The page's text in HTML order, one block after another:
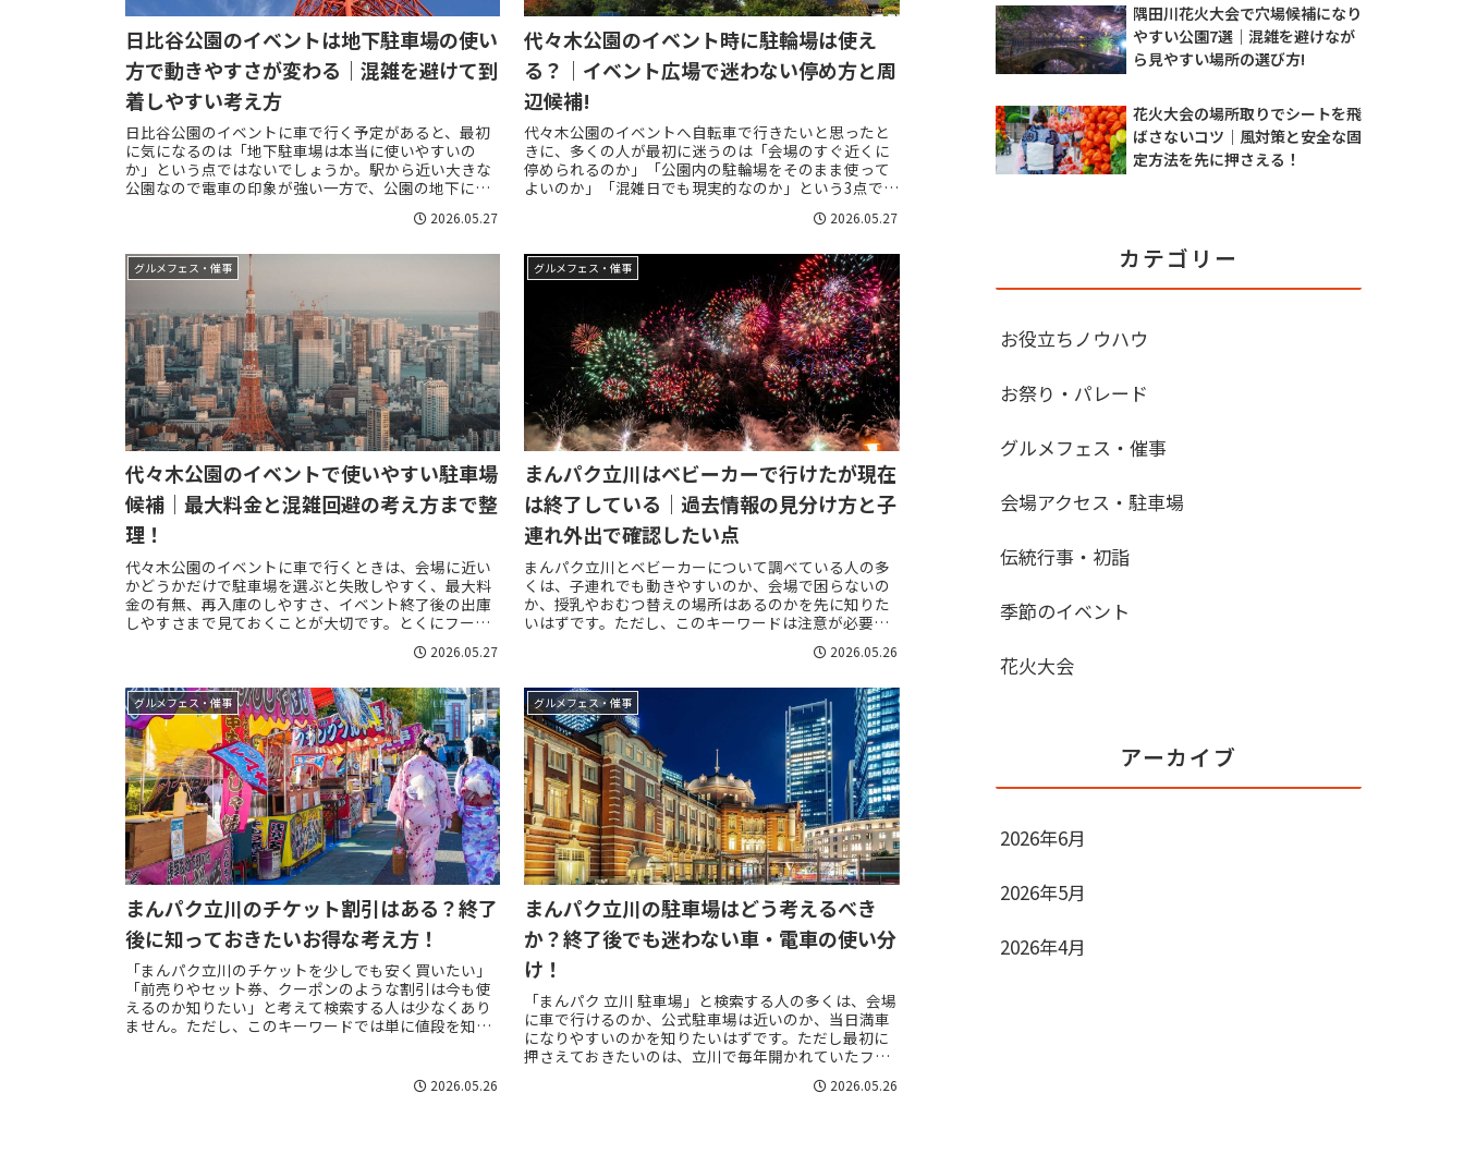
日比谷公園のイベントは地下駐車場の使い
方で動きやすさが変わる｜混雑を避けて到
着しやすい考え方
日比谷公園のイベントに車で行く予定があると、最初
に気になるのは「地下駐車場は本当に使いやすいの
か」という点ではないでしょうか。駅から近い大きな
公園なので電車の印象が強い一方で、公園の地下には
2026.05.27
代々木公園のイベント時に駐輪場は使え
る？｜イベント広場で迷わない停め方と周
辺候補!
代々木公園のイベントへ自転車で行きたいと思ったと
きに、多くの人が最初に迷うのは「会場のすぐ近くに
停められるのか」「公園内の駐輪場をそのまま使って
よいのか」「混雑日でも現実的なのか」という3点で
2026.05.27
グルメフェス・催事
代々木公園のイベントで使いやすい駐車場
候補｜最大料金と混雑回避の考え方まで整
理！
代々木公園のイベントに車で行くときは、会場に近い
かどうかだけで駐車場を選ぶと失敗しやすく、最大料
金の有無、再入庫のしやすさ、イベント終了後の出庫
しやすさまで見ておくことが大切です。とくにフード
2026.05.27
グルメフェス・催事
まんパク立川はベビーカーで行けたが現在
は終了している｜過去情報の見分け方と子
連れ外出で確認したい点
まんパク立川とベビーカーについて調べている人の多
くは、子連れでも動きやすいのか、会場で困らないの
か、授乳やおむつ替えの場所はあるのかを先に知りた
いはずです。ただし、このキーワードは注意が必要
2026.05.26
グルメフェス・催事
まんパク立川のチケット割引はある？終了
後に知っておきたいお得な考え方！
「まんパク立川のチケットを少しでも安く買いたい」
「前売りやセット券、クーポンのような割引は今も使
えるのか知りたい」と考えて検索する人は少なくあり
ません。ただし、このキーワードでは単に値段を知り
2026.05.26
グルメフェス・催事
まんパク立川の駐車場はどう考えるべき
か？終了後でも迷わない車・電車の使い分
け！
「まんパク 立川 駐車場」と検索する人の多くは、会場
に車で行けるのか、公式駐車場は近いのか、当日満車
になりやすいのかを知りたいはずです。ただし最初に
押さえておきたいのは、立川で毎年開かれていたフー
2026.05.26
隅田川花火大会で穴場候補になり
やすい公園7選｜混雑を避けなが
ら見やすい場所の選び方!
花火大会の場所取りでシートを飛
ばさないコツ｜風対策と安全な固
定方法を先に押さえる！
カテゴリー
お役立ちノウハウ
お祭り・パレード
グルメフェス・催事
会場アクセス・駐車場
伝統行事・初詣
季節のイベント
花火大会
アーカイブ
2026年6月
2026年5月
2026年4月